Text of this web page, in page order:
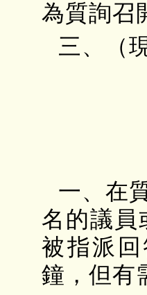
為質詢召
三、（
一、在
名的議員
被指派
鐘，但有